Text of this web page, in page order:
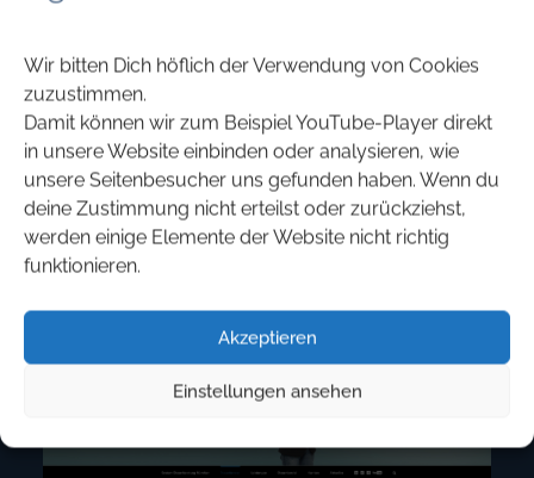
Wir bitten Dich höflich der Verwendung von Cookies
zuzustimmen.
Damit können wir zum Beispiel YouTube-Player direkt
in unsere Website einbinden oder analysieren, wie
unsere Seitenbesucher uns gefunden haben. Wenn du
deine Zustimmung nicht erteilst oder zurückziehst,
werden einige Elemente der Website nicht richtig
funktionieren.
Akzeptieren
Einstellungen ansehen